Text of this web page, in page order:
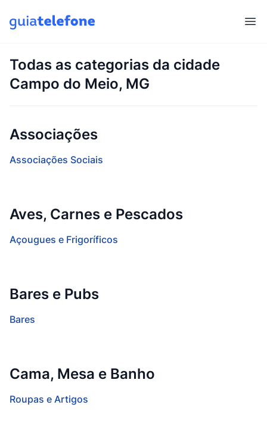
Todas as categorias da cidade
Campo do Meio, MG
Associações
Associações Sociais
Aves, Carnes e Pescados
Açougues e Frigoríficos
Bares e Pubs
Bares
Cama, Mesa e Banho
Roupas e Artigos